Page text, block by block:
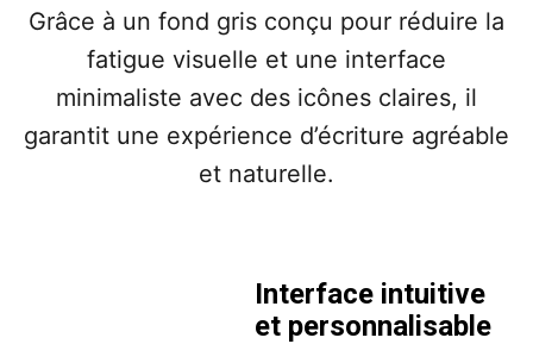
Grâce à un fond gris conçu pour réduire la
fatigue visuelle et une interface
minimaliste avec des icônes claires, il
garantit une expérience d’écriture agréable
et naturelle.
Interface intuitive
et personnalisable